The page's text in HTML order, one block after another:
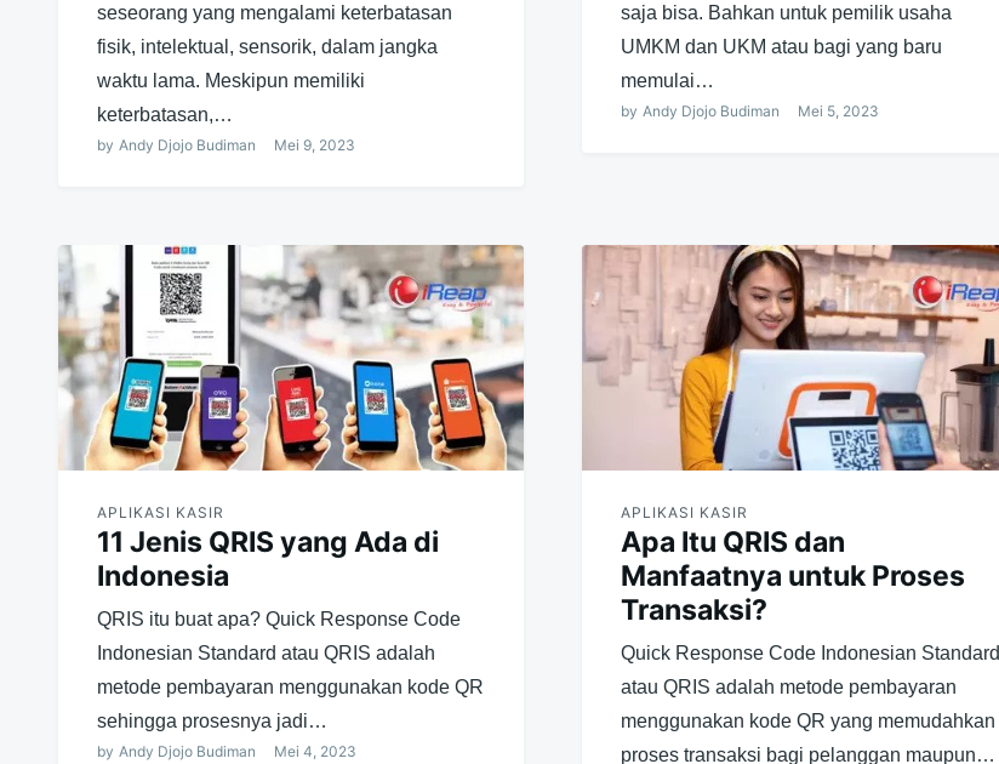
seseorang yang mengalami keterbatasan
fisik, intelektual, sensorik, dalam jangka
waktu lama. Meskipun memiliki
keterbatasan,…
by Andy Djojo Budiman Mei 9, 2023
saja bisa. Bahkan untuk pemilik usaha
UMKM dan UKM atau bagi yang baru
memulai…
by Andy Djojo Budiman Mei 5, 2023
APLIKASI KASIR
11 Jenis QRIS yang Ada di
Indonesia
QRIS itu buat apa? Quick Response Code
Indonesian Standard atau QRIS adalah
metode pembayaran menggunakan kode QR
sehingga prosesnya jadi…
by Andy Djojo Budiman Mei 4, 2023
APLIKASI KASIR
Apa Itu QRIS dan
Manfaatnya untuk Proses
Transaksi?
Quick Response Code Indonesian Standard
atau QRIS adalah metode pembayaran
menggunakan kode QR yang memudahkan
proses transaksi bagi pelanggan maupun…